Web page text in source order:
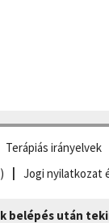
Terápiás irányelvek
Jogi nyilatkozat
belépés után